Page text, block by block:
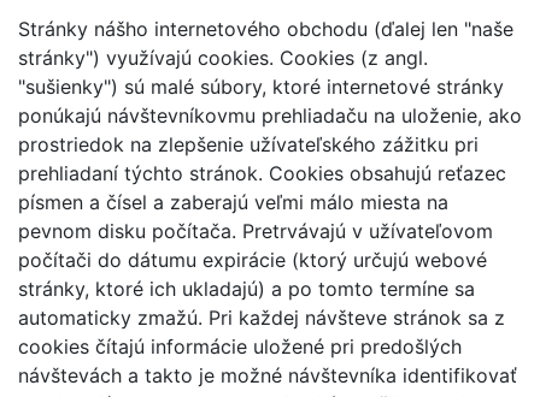
Stránky nášho internetového obchodu (ďalej len "naše
stránky") využívajú cookies. Cookies (z angl.
"sušienky") sú malé súbory, ktoré internetové stránky
ponúkajú návštevníkovmu prehliadaču na uloženie, ako
prostriedok na zlepšenie užívateľského zážitku pri
prehliadaní týchto stránok. Cookies obsahujú reťazec
písmen a čísel a zaberajú veľmi málo miesta na
pevnom disku počítača. Pretrvávajú v užívateľovom
počítači do dátumu expirácie (ktorý určujú webové
stránky, ktoré ich ukladajú) a po tomto termíne sa
automaticky zmažú. Pri každej návšteve stránok sa z
cookies čítajú informácie uložené pri predošlých
návštevách a takto je možné návštevníka identifikovať